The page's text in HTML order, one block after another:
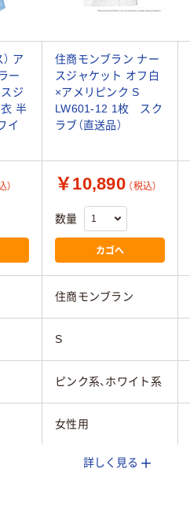
ア
ー
ジ
半
イ
住商モンブラン ナー
スジャケット オフ白
×アメリピンク S
LW601-12 1枚 スク
ラブ（直送品）
） ￥10,890 （税込）
数量
カゴへ
住商モンブラン
S
ピンク系、ホワイト系
女性用
詳しく見る